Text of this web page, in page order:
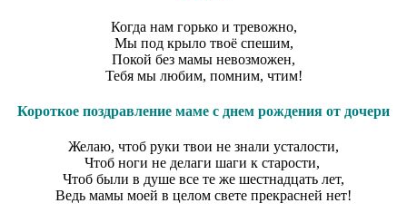
Когда нам горько и тревожно,
Мы под крыло твоё спешим,
Покой без мамы невозможен,
Тебя мы любим, помним, чтим!
Короткое поздравление маме с днем рождения от дочери
Желаю, чтоб руки твои не знали усталости,
Чтоб ноги не делаги шаги к старости,
Чтоб были в душе все те же шестнадцать лет,
Ведь мамы моей в целом свете прекрасней нет!